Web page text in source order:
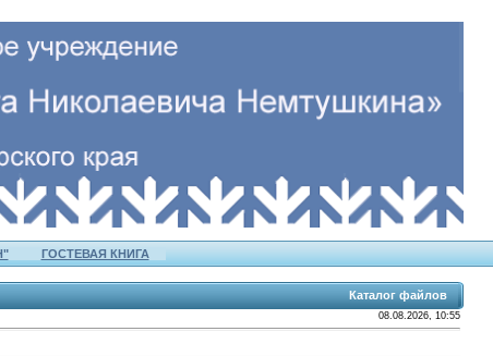
ГОСТЕВАЯ КНИГА
Каталог файлов
08.08.2026, 10:55